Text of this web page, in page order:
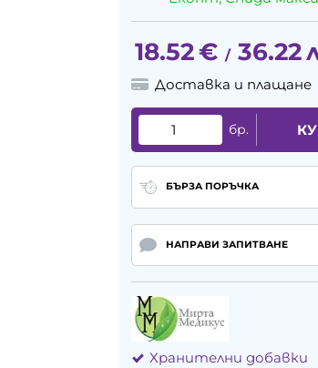
18.52€ / 36.22
Доставка и плащане
бр.
БЪРЗА ПОРЪЧКА
НАПРАВИ ЗАПИТВАНЕ
Хранителни добавки